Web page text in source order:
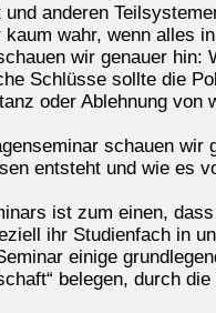
anderen
wahr, wenn alles
wir genauer
Schlüsse sollte die
oder Ablehnung
schauen wir
entsteht und wie es
ist zum einen,
ihr Studienfach in
einige
belegen, durch